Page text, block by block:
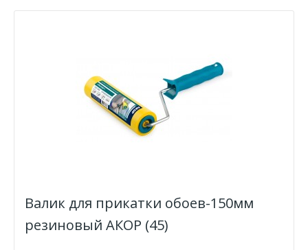
Валик для прикатки обоев-150мм
резиновый АКОР (45)